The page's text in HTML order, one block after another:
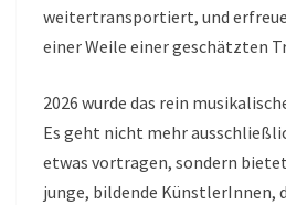
weitertransportiert, und
einer Weile einer geschätzten
2026 wurde das rein
Es geht nicht mehr
etwas vortragen, sondern
junge, bildende KünstlerInnen,